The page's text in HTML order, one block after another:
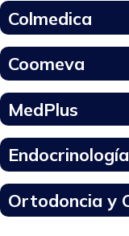
Colmedica
Coomeva
MedPlus
Ortodoncia y